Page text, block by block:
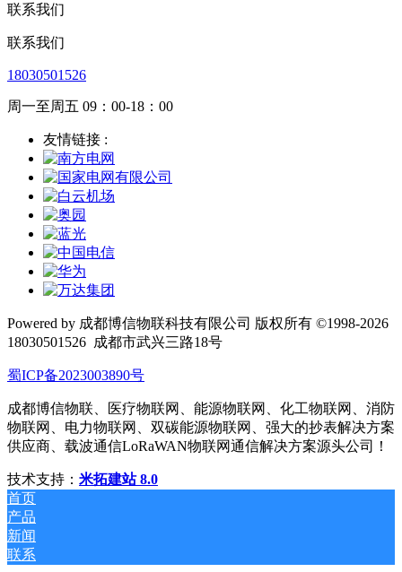
联系我们
联系我们
18030501526
周一至周五 09：00-18：00
友情链接 :
Powered by 成都博信物联科技有限公司 版权所有 ©1998-2026
18030501526 成都市武兴三路18号
蜀ICP备2023003890号
成都博信物联、医疗物联网、能源物联网、化工物联网、消防
物联网、电力物联网、双碳能源物联网、强大的抄表解决方案
供应商、载波通信LoRaWAN物联网通信解决方案源头公司！
技术支持： 米拓建站 8.0
首页
产品
新闻
联系